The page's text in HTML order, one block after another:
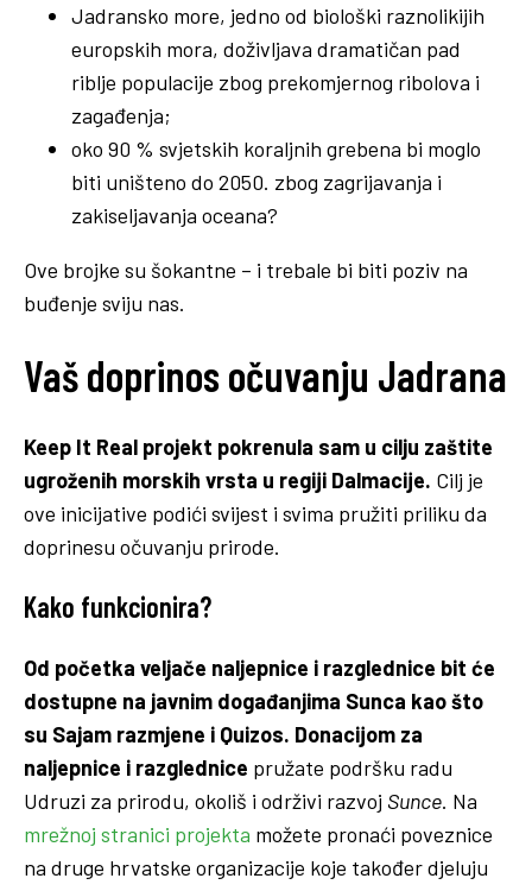
Jadransko more, jedno od biološki raznolikijih
europskih mora, doživljava dramatičan pad
riblje populacije zbog prekomjernog ribolova i
zagađenja;
oko 90 % svjetskih koraljnih grebena bi moglo
biti uništeno do 2050. zbog zagrijavanja i
zakiseljavanja oceana?
Ove brojke su šokantne – i trebale bi biti poziv na
buđenje sviju nas.
Vaš doprinos očuvanju Jadrana
Keep It Real projekt pokrenula sam u cilju zaštite
ugroženih morskih vrsta u regiji Dalmacije. Cilj je
ove inicijative podići svijest i svima pružiti priliku da
doprinesu očuvanju prirode.
Kako funkcionira?
Od početka veljače naljepnice i razglednice bit će
dostupne na javnim događanjima Sunca kao što
su Sajam razmjene i Quizos. Donacijom za
naljepnice i razglednice pružate podršku radu
Udruzi za prirodu, okoliš i održivi razvoj Sunce. Na
mrežnoj stranici projekta možete pronaći poveznice
na druge hrvatske organizacije koje također djeluju